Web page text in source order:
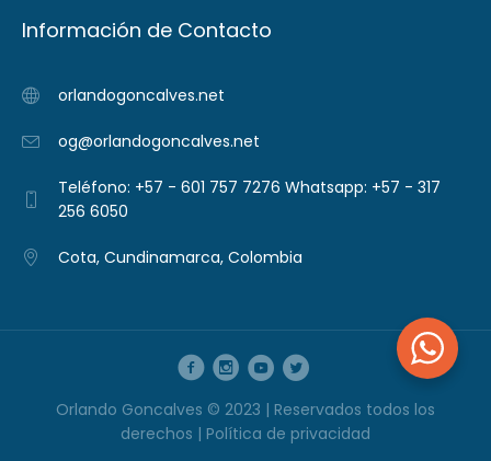
Información de Contacto
orlandogoncalves.net
og@orlandogoncalves.net
Teléfono: +57 - 601 757 7276 Whatsapp: +57 - 317
256 6050
Cota, Cundinamarca, Colombia
Orlando Goncalves © 2023 | Reservados todos los
derechos | Política de privacidad